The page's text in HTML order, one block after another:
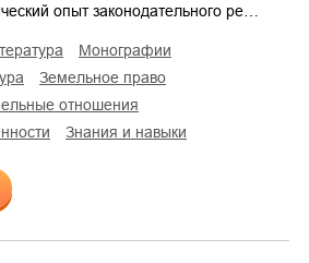
опыт законодательного ре…
монографии
земельное право
отношения
знания и навыки